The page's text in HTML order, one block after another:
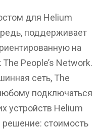
для Helium
поддерживает
на
People’s Network.
сеть, The
подключаться
устройств Helium
стоимость